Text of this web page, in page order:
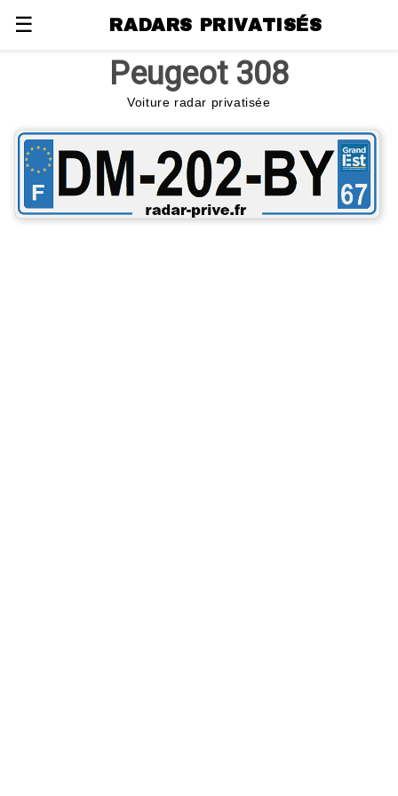
☰ RADARS PRIVATISÉS
Peugeot 308
Voiture radar privatisée